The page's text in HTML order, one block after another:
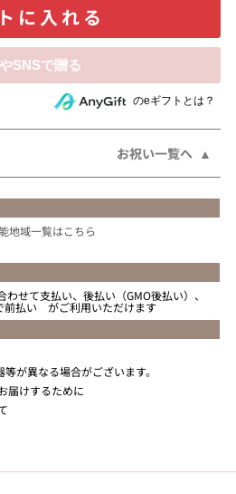
に入れる
手にeギフトで贈るのeギフトとは？
お祝い一覧へ
地域一覧はこちら
せて支払い、後払い（GMO後払い）、
前払い がご利用いただけます
が異なる場合がございます。
届けするために